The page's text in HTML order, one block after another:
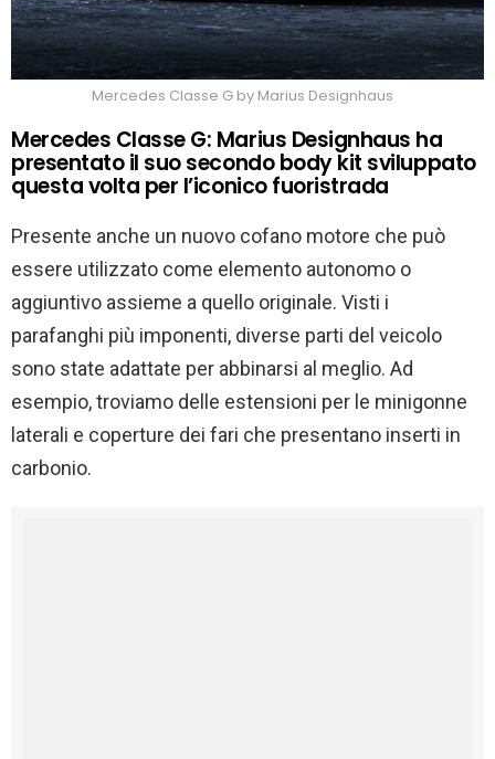
Mercedes Classe G by Marius Designhaus
Mercedes Classe G: Marius Designhaus ha
presentato il suo secondo body kit sviluppato
questa volta per l’iconico fuoristrada
Presente anche un nuovo cofano motore che può
essere utilizzato come elemento autonomo o
aggiuntivo assieme a quello originale. Visti i
parafanghi più imponenti, diverse parti del veicolo
sono state adattate per abbinarsi al meglio. Ad
esempio, troviamo delle estensioni per le minigonne
laterali e coperture dei fari che presentano inserti in
carbonio.